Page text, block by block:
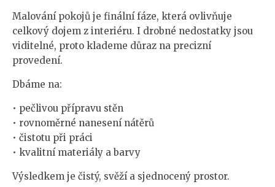
Malování pokojů je finální fáze, která ovlivňuje
celkový dojem z interiéru. I drobné nedostatky jsou
viditelné, proto klademe důraz na precizní
provedení.
Dbáme na:
• pečlivou přípravu stěn
• rovnoměrné nanesení nátěrů
• čistotu při práci
• kvalitní materiály a barvy
Výsledkem je čistý, svěží a sjednocený prostor.